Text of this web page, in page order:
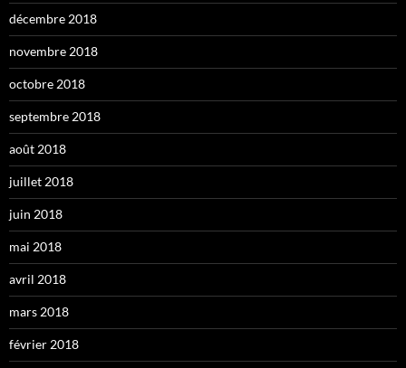
décembre 2018
novembre 2018
octobre 2018
septembre 2018
août 2018
juillet 2018
juin 2018
mai 2018
avril 2018
mars 2018
février 2018